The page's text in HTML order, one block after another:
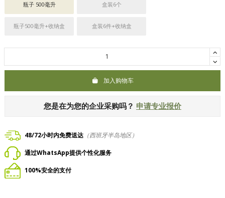
瓶子 500毫升 盒装6个
瓶子500毫升+收纳盒 盒装6件+收纳盒
加入购物车
您是在为您的企业采购吗？ 申请专业报价
48/72小时内免费送达 （西班牙半岛地区）
通过WhatsApp提供个性化服务
100%安全的支付